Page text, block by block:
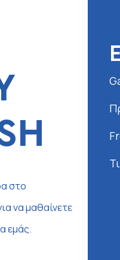
στο
να μαθαίνετε
εμάς.